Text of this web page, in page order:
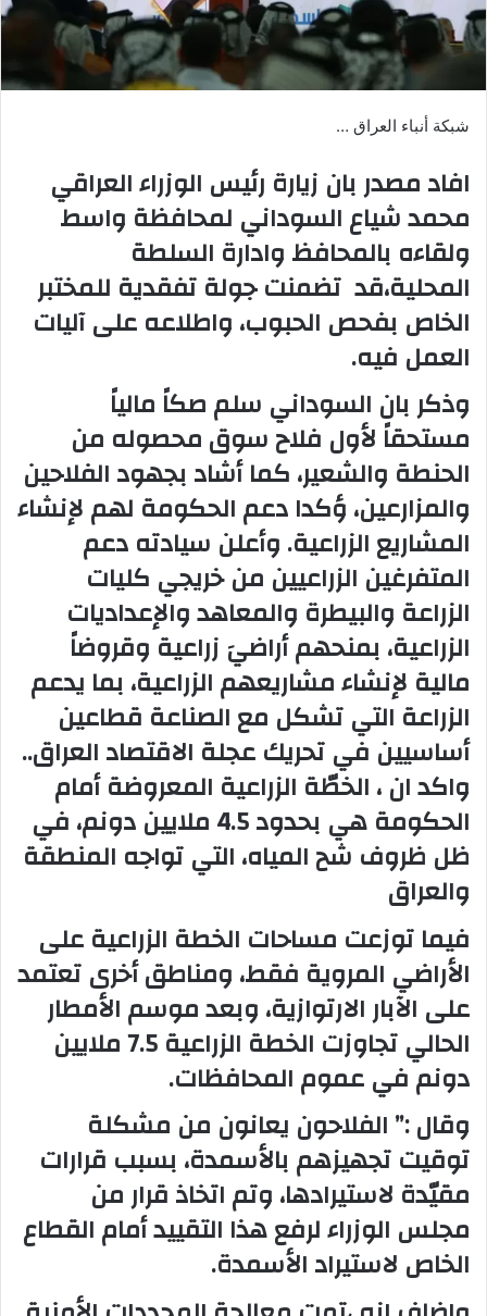
شبكة أنباء العراق …
افاد مصدر بان زيارة رئيس الوزراء العراقي
محمد شياع السوداني لمحافظة واسط
ولقاءه بالمحافظ وادارة السلطة
المحلية،قد تضمنت جولة تفقدية للمختبر
الخاص بفحص الحبوب، واطلاعه على آليات
العمل فيه.
وذكر بان السوداني سلم صكاً مالياً
مستحقاً لأول فلاح سوق محصوله من
الحنطة والشعير، كما أشاد بجهود الفلاحين
والمزارعين، ؤكدا دعم الحكومة لهم لإنشاء
المشاريع الزراعية. وأعلن سيادته دعم
المتفرغين الزراعيين من خريجي كليات
الزراعة والبيطرة والمعاهد والإعداديات
الزراعية، بمنحهم أراضيَ زراعية وقروضاً
مالية لإنشاء مشاريعهم الزراعية، بما يدعم
الزراعة التي تشكل مع الصناعة قطاعين
أساسيين في تحريك عجلة الاقتصاد العراق..
واكد ان ، الخطّة الزراعية المعروضة أمام
الحكومة هي بحدود 4.5 ملايين دونم، في
ظل ظروف شح المياه، التي تواجه المنطقة
والعراق
فيما توزعت مساحات الخطة الزراعية على
الأراضي المروية فقط، ومناطق أخرى تعتمد
على الآبار الارتوازية، وبعد موسم الأمطار
الحالي تجاوزت الخطة الزراعية 7.5 ملايين
دونم في عموم المحافظات.
وقال :” الفلاحون يعانون من مشكلة
توقيت تجهيزهم بالأسمدة، بسبب قرارات
مقيّدة لاستيرادها، وتم اتخاذ قرار من
مجلس الوزراء لرفع هذا التقييد أمام القطاع
الخاص لاستيراد الأسمدة.